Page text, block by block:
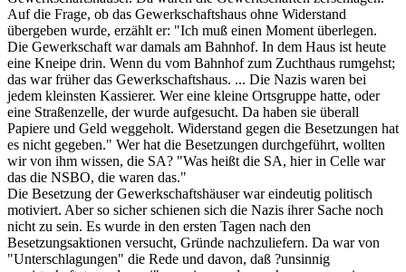
Auf die Frage, ob das Gewerkschaftshaus ohne Widerstand
übergeben wurde, erzählt er: "Ich muß einen Moment überlegen.
Die Gewerkschaft war damals am Bahnhof. In dem Haus ist heute
eine Kneipe drin. Wenn du vom Bahnhof zum Zuchthaus rumgehst;
das war früher das Gewerkschaftshaus. ... Die Nazis waren bei
jedem kleinsten Kassierer. Wer eine kleine Ortsgruppe hatte, oder
eine Straßenzelle, der wurde aufgesucht. Da haben sie überall
Papiere und Geld weggeholt. Widerstand gegen die Besetzungen hat
es nicht gegeben." Wer hat die Besetzungen durchgeführt, wollten
wir von ihm wissen, die SA? "Was heißt die SA, hier in Celle war
das die NSBO, die waren das."
Die Besetzung der Gewerkschaftshäuser war eindeutig politisch
motiviert. Aber so sicher schienen sich die Nazis ihrer Sache noch
nicht zu sein. Es wurde in den ersten Tagen nach den
Besetzungsaktionen versucht, Gründe nachzuliefern. Da war von
"Unterschlagungen" die Rede und davon, daß ?unsinnig